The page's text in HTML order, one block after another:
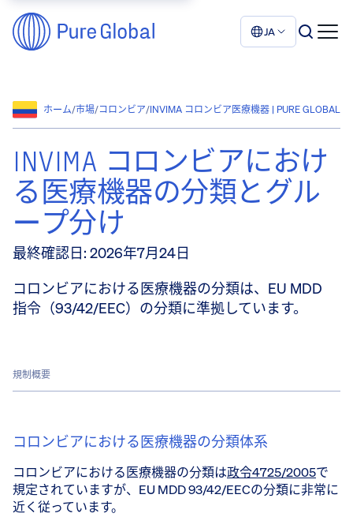
JA
ホーム/市場/コロンビア/INVIMA コロンビア医療機器 | PURE GLOBAL
INVIMA コロンビアにおけ
る医療機器の分類とグル
ープ分け
最終確認日: 2026年7月24日
コロンビアにおける医療機器の分類は、EU MDD
指令（93/42/EEC）の分類に準拠しています。
規制概要
コロンビアにおける医療機器の分類体系
コロンビアにおける医療機器の分類は政令4725/2005で
規定されていますが、EU MDD 93/42/EECの分類に非常に
近く従っています。